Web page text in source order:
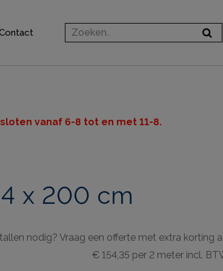
vanaf 6-8 tot en met 11-8.
x 200 cm
nodig? Vraag een offerte met extra korting
€ 154,35 per 2 meter incl.